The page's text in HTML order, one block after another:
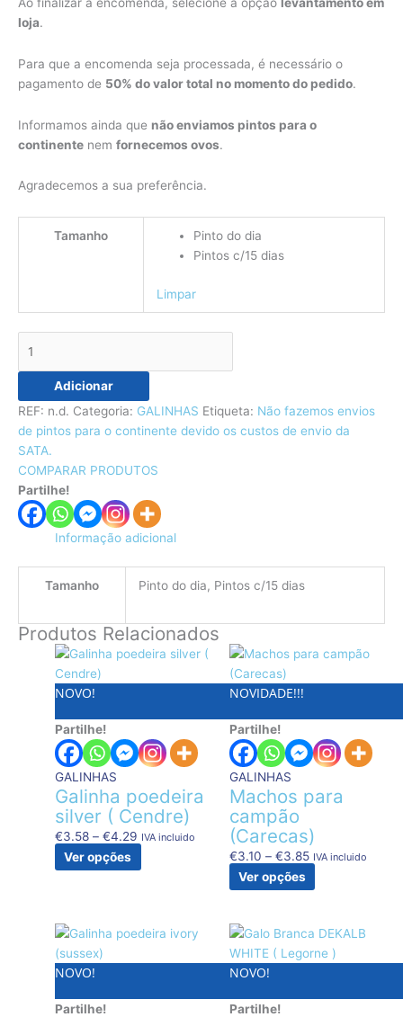
loja.
Para que a encomenda seja processada, é necessário o
pagamento de 50% do valor total no momento do pedido.
Informamos ainda que não enviamos pintos para o
continente nem fornecemos ovos.
Agradecemos a sua preferência.
Tamanho
Pinto do dia
Pintos c/15 dias
Limpar
Adicionar
REF: n.d. Categoria: GALINHAS Etiqueta: Não fazemos envios
de pintos para o continente devido os custos de envio da
SATA.
COMPARAR PRODUTOS
Partilhe!
Informação adicional
Tamanho Pinto do dia, Pintos c/15 dias
Produtos Relacionados
NOVO!
Partilhe!
GALINHAS
Galinha poedeira
silver ( Cendre)
€3.58 – €4.29
Price
IVA incluido
Ver opções
This
The
options
may
be
chosen
the
NOVIDADE!!!
Partilhe!
GALINHAS
Machos para
campão
(Carecas)
€3.10 – €3.85
Price
IVA incluido
Ver opções
This
The
options
may
on
product
NOVO!
Partilhe!
Price
This
NOVO!
Partilhe!
Price
range:
This
product